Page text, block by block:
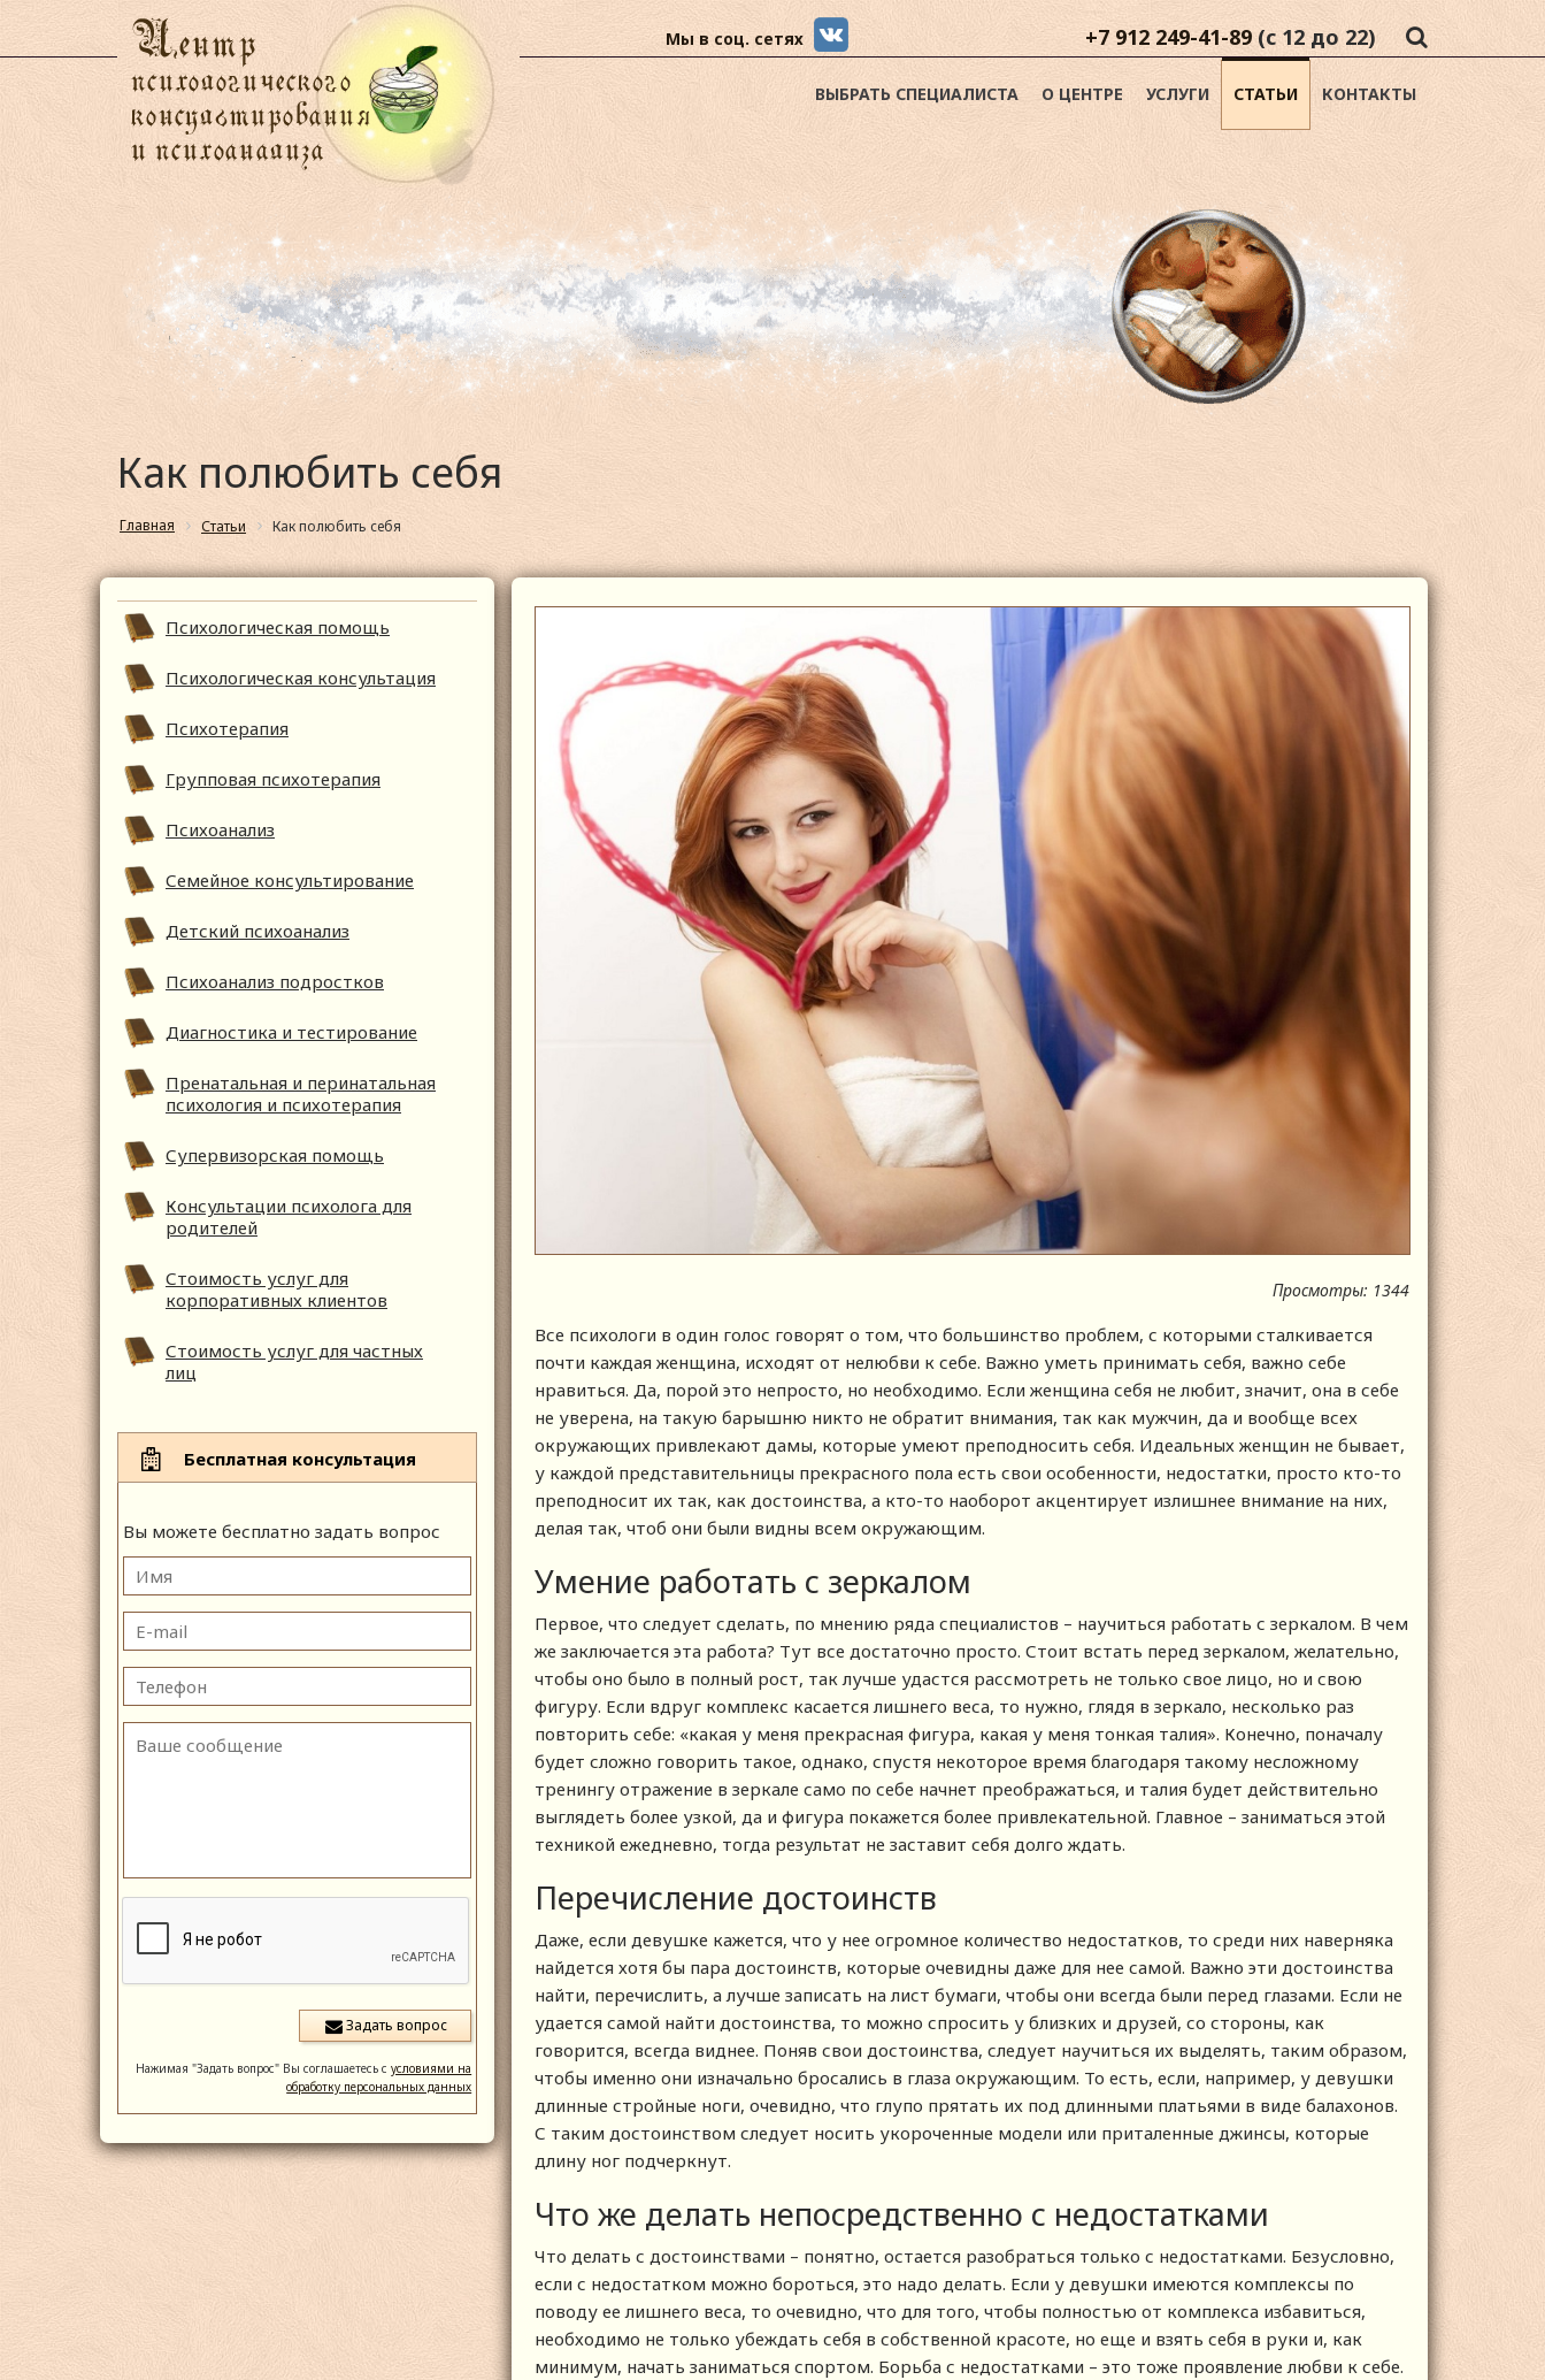
Мы в соц. сетях +7 912 249-41-89 (с 12 до 22)
ВЫБРАТЬ СПЕЦИАЛИСТА О ЦЕНТРЕ УСЛУГИ СТАТЬИ КОНТАКТЫ
Как полюбить себя
Главная Статьи Как полюбить себя
Психологическая помощь
Психологическая консультация
Психотерапия
Групповая психотерапия
Психоанализ
Семейное консультирование
Детский психоанализ
Психоанализ подростков
Диагностика и тестирование
Пренатальная и перинатальная
психология и психотерапия
Супервизорская помощь
Консультации психолога для
родителей
Стоимость услуг для
корпоративных клиентов
Стоимость услуг для частных
лиц
Бесплатная консультация
Вы можете бесплатно задать вопрос
Нажимая "Задать вопрос" Вы соглашаетесь сусловиями на
обработку персональных данных
Просмотры: 1344
Все психологи в один голос говорят о том, что большинство проблем, с которыми сталкивается
почти каждая женщина, исходят от нелюбви к себе. Важно уметь принимать себя, важно себе
нравиться. Да, порой это непросто, но необходимо. Если женщина себя не любит, значит, она в себе
не уверена, на такую барышню никто не обратит внимания, так как мужчин, да и вообще всех
окружающих привлекают дамы, которые умеют преподносить себя. Идеальных женщин не бывает,
у каждой представительницы прекрасного пола есть свои особенности, недостатки, просто кто-то
преподносит их так, как достоинства, а кто-то наоборот акцентирует излишнее внимание на них,
делая так, чтоб они были видны всем окружающим.
Умение работать с зеркалом
Первое, что следует сделать, по мнению ряда специалистов – научиться работать с зеркалом. В чем
же заключается эта работа? Тут все достаточно просто. Стоит встать перед зеркалом, желательно,
чтобы оно было в полный рост, так лучше удастся рассмотреть не только свое лицо, но и свою
фигуру. Если вдруг комплекс касается лишнего веса, то нужно, глядя в зеркало, несколько раз
повторить себе: «какая у меня прекрасная фигура, какая у меня тонкая талия». Конечно, поначалу
будет сложно говорить такое, однако, спустя некоторое время благодаря такому несложному
тренингу отражение в зеркале само по себе начнет преображаться, и талия будет действительно
выглядеть более узкой, да и фигура покажется более привлекательной. Главное – заниматься этой
техникой ежедневно, тогда результат не заставит себя долго ждать.
Перечисление достоинств
Даже, если девушке кажется, что у нее огромное количество недостатков, то среди них наверняка
найдется хотя бы пара достоинств, которые очевидны даже для нее самой. Важно эти достоинства
найти, перечислить, а лучше записать на лист бумаги, чтобы они всегда были перед глазами. Если не
удается самой найти достоинства, то можно спросить у близких и друзей, со стороны, как
говорится, всегда виднее. Поняв свои достоинства, следует научиться их выделять, таким образом,
чтобы именно они изначально бросались в глаза окружающим. То есть, если, например, у девушки
длинные стройные ноги, очевидно, что глупо прятать их под длинными платьями в виде балахонов.
С таким достоинством следует носить укороченные модели или приталенные джинсы, которые
длину ног подчеркнут.
Что же делать непосредственно с недостатками
Что делать с достоинствами – понятно, остается разобраться только с недостатками. Безусловно,
если с недостатком можно бороться, это надо делать. Если у девушки имеются комплексы по
поводу ее лишнего веса, то очевидно, что для того, чтобы полностью от комплекса избавиться,
необходимо не только убеждать себя в собственной красоте, но еще и взять себя в руки и, как
минимум, начать заниматься спортом. Борьба с недостатками – это тоже проявление любви к себе.